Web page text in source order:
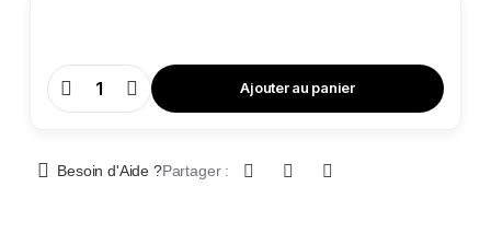
Coffre-
Fort
Classe
Ajouter au panier
Besoin d'Aide ?Partager :